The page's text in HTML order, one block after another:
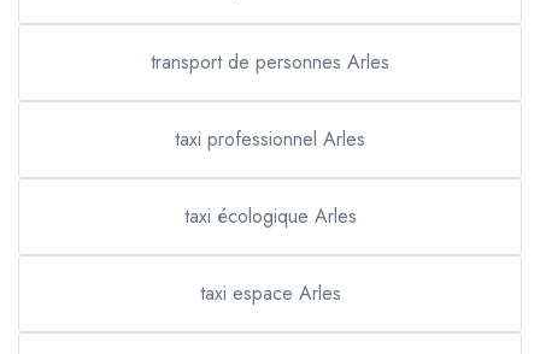
transport de personnes Arles
taxi professionnel Arles
taxi écologique Arles
taxi espace Arles